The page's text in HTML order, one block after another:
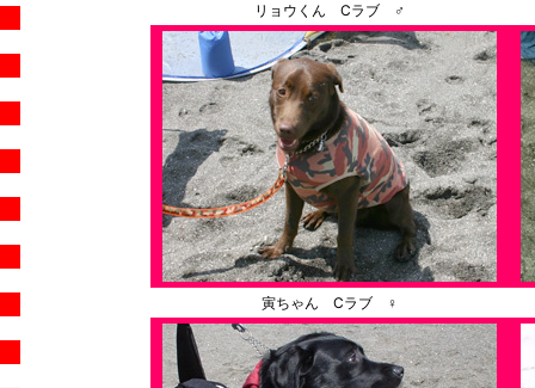
リョウくん Cラブ ♂
寅ちゃん Cラブ ♀